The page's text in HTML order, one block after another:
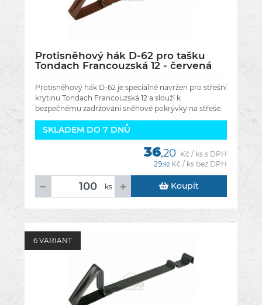
Protisněhový hák D-62 pro tašku
Tondach Francouzská 12 - červená
Protisněhový hák D-62 je speciálně navržen pro střešní
krytinu Tondach Francouzská 12 a slouží k
bezpečnému zadržování sněhové pokrývky na střeše.
Jeho hlavním úkolem je
SKLADEM DO 7 DNŮ
36,20 Kč / ks s DPH
29,92 Kč / ks bez DPH
ks Koupit
6 VARIANT